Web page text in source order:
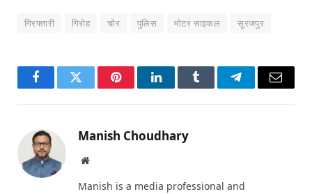
गिरफ्तारी गिरोह चोर पुलिस मोटर साइकल सूरजपुर
FacebookTwitter PinterestLinkedInTumblr TelegramEmail
Manish Choudhary
Website
Manish is a media professional and